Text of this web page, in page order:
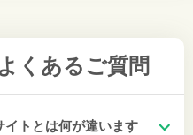
よくあるご質問
イトとは何が違います